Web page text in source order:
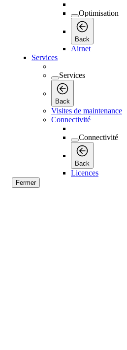
Optimisation
Back
Airnet
Services
Services
Back
Visites de maintenance
Connectivité
Connectivité
Back
Licences
Fermer